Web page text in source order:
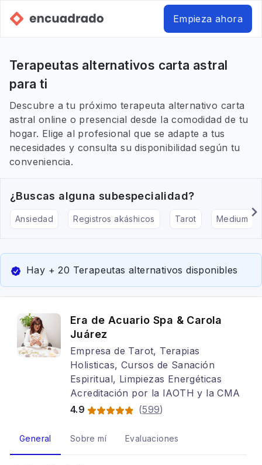
Empieza ahora
Terapeutas alternativos carta astral
para ti
Descubre a tu próximo terapeuta alternativo carta
astral online o presencial desde la comodidad de tu
hogar. Elige al profesional que se adapte a tus
necesidades y consulta su disponibilidad según tu
conveniencia.
¿Buscas alguna subespecialidad?
Ansiedad Registros akáshicos Tarot Medium
Hay + 20 Terapeutas alternativos disponibles
Era de Acuario Spa & Carola
Juárez
Empresa de Tarot, Terapias
Holisticas, Cursos de Sanación
Espiritual, Limpiezas Energéticas
Acreditación por la IAOTH y la CMA
4.9
(599)
General Sobre mí Evaluaciones